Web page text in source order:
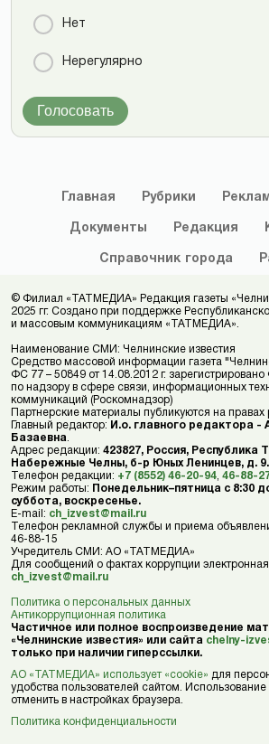
Нет
Нерегулярно
Голосовать
Главная Рубрики
Документы Редакция
Справочник города
© Филиал «ТАТМЕДИА» Редакция газеты
2025 гг. Создано при поддержке
и массовым коммуникациям «ТАТМЕДИА».
Наименование СМИ: Челнинские известия
Средство массовой информации газета
ФС 77 – 50849 от 14.08.2012 г.
по надзору в сфере связи, информационных
коммуникаций (Роскомнадзор)
Партнерские материалы публикуются на правах
Главный редактор: И.о. главного редактора -
Базаевна
Адрес редакции: 423827, Россия, Республика
Набережные Челны, б-р Юных Ленинцев, д. 9.
Телефон редакции: +7 (8552) 46-20-94 46-88-
Режим работы: Понедельник–пятница с 8:30
суббота, воскресенье.
E-mail: ch_izvest@mail.ru
Телефон рекламной службы и приема
46-88-15
Учредитель СМИ: АО «ТАТМЕДИА»
Для сообщений о фактах коррупции
ch_izvest@mail.ru
Политика о персональных данных
Антикоррупционная политика
Частичное или полное воспроизведение
«Челнинские известия» или сайта chelny-
только при наличии гиперссылки.
АО «ТАТМЕДИА» использует «cookie» для
удобства пользователей сайтом.
отменить в настройках браузера.
Политика конфиденциальности